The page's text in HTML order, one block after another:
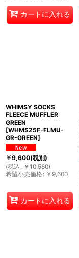
カートに入れる
WHIMSY SOCKS
FLEECE MUFFLER
GREEN
[WHMS25F-FLMU-
GR-GREEN]
￥9,600(税別)
(税込 : ￥ 10,560)
希望小売価格: ￥ 9,600
カートに入れる